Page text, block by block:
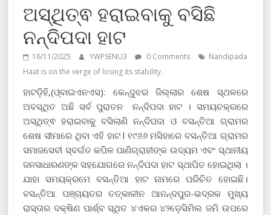
ଅସ୍ଥିତ୍ଵ ହରାଇବାକୁ ବସିଛି
ନନ୍ଦିପଦା ହାଟ
16/11/2025 YWPSENU3 0 Comments
Nandipada
Haat is on the verge of losing its stability.
ହାଟଡ଼ିହି,(ଓ୍ବାଇଏନଏସ): କେନ୍ଦୁଝର ଜିଲ୍ଲାର ଶେଷ ସ୍ଥଳରେ
ଅବସ୍ଥିତ ଅଛି ସର୍ବ ପୁରାତନ ନନ୍ଦିପଦା ହାଟ । ସମୟଚକ୍ରରେ
ଅସ୍ଥିତ୍ଵ ହରାଇବାକୁ ବସିଲାଣି ନନ୍ଦିପଦା ଓ ବସନ୍ତିଆ ଗ୍ରାମର
ଶେଷ ସୀମାରେ ଥିବା ଏହି ହାଟ l ୧୯୬୬ ମସିହାରେ ବସନ୍ତିଆ ଗ୍ରାମର
ସମାଜସେବୀ ସ୍ବର୍ଗତ କପିଳ ପାଣିଗ୍ରାହୀଙ୍କ ଉଦ୍ୟମ ଏବଂ ସ୍ଥାନୀୟ
ଜନସାଧାରଣଙ୍କ ସହଯୋଗରେ ନନ୍ଦିପଦା ହାଟ ସ୍ଥାପିତ ହୋଇଥିଲା ।
ଯାହା ସମୟକ୍ରମେ ବସନ୍ତିଆ ହାଟ ନାମରେ ପରିଚିତ ହୋଇଛି।
ବସନ୍ତିଆ ପଞ୍ଚାୟତର ତତ୍କାଳୀନ ଆନନ୍ଦପୁର-ଭଦ୍ରକ ମୁଖ୍ୟ
ରାସ୍ତାର ଦକ୍ଷିଣ ପାର୍ଶ୍ବ ସ୍ଥିତ ୪ଏକର ୪୨ଡ଼େସିମିଲ ଜମି ଉପରେ